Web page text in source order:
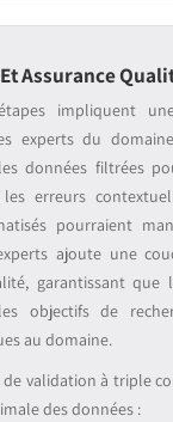
Assurance
impliquent
experts du
données filtrées
erreurs
pourraient
ajoute une
garantissant que
objectifs de
au domaine.
validation à triple
des données :